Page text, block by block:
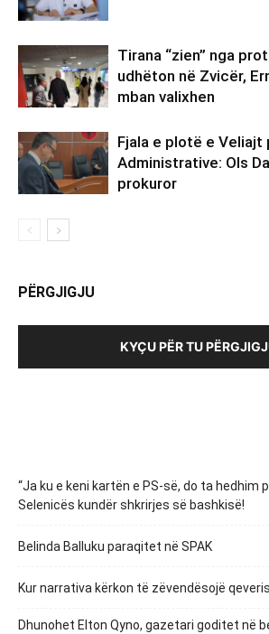
Tirana “zien” nga
udhëton në Zvicër,
mban valixhen
Fjala e plotë e Veliajt
Administrative: Ols
prokuror
PËRGJIGJU
KYÇU PËR TU
“Ja ku e keni kartën e PS-së, do ta hedhim
Selenicës kundër shkrirjes së bashkisë!
Belinda Balluku paraqitet në SPAK
Kur narrativa kërkon të zëvendësojë
Dhunohet Elton Qyno, gazetari goditet në